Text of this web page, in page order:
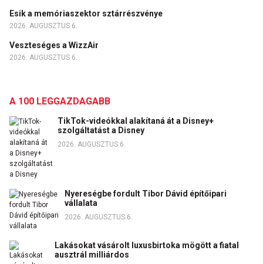
Esik a memóriaszektor sztárrészvénye
2026. AUGUSZTUS 6.
Veszteséges a WizzAir
2026. AUGUSZTUS 6.
A 100 LEGGAZDAGABB
TikTok-videókkal alakítaná át a Disney+
szolgáltatást a Disney
2026. AUGUSZTUS 6.
Nyereségbe fordult Tibor Dávid építőipari
vállalata
2026. AUGUSZTUS 6.
Lakásokat vásárolt luxusbirtoka mögött a fiatal
ausztrál milliárdos